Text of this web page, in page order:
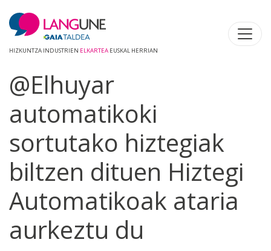
HIZKUNTZA INDUSTRIEN ELKARTEA EUSKAL HERRIAN
@Elhuyar
automatikoki
sortutako hiztegiak
biltzen dituen Hiztegi
Automatikoak ataria
aurkeztu du